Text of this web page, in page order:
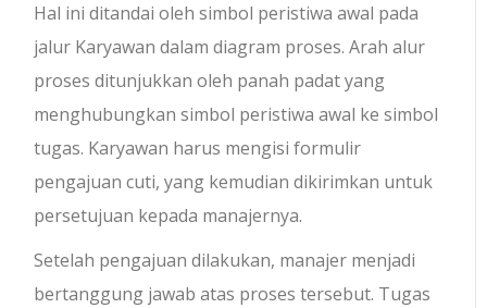
Hal ini ditandai oleh simbol peristiwa awal pada
jalur Karyawan dalam diagram proses. Arah alur
proses ditunjukkan oleh panah padat yang
menghubungkan simbol peristiwa awal ke simbol
tugas. Karyawan harus mengisi formulir
pengajuan cuti, yang kemudian dikirimkan untuk
persetujuan kepada manajernya.
Setelah pengajuan dilakukan, manajer menjadi
bertanggung jawab atas proses tersebut. Tugas